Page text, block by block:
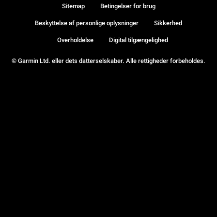
© Garmin Ltd. eller dets datterselskaber. Alle rettigheder forbeholdes.
Sitemap Betingelser for brug
Beskyttelse af personlige oplysninger Sikkerhed
Overholdelse Digital tilgængelighed